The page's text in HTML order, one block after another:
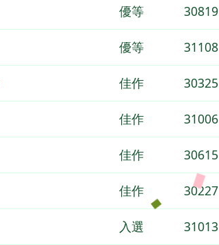
優等 30819
優等 31108
佳作 30325
佳作 31006
佳作 30615
佳作 30227
入選 31013